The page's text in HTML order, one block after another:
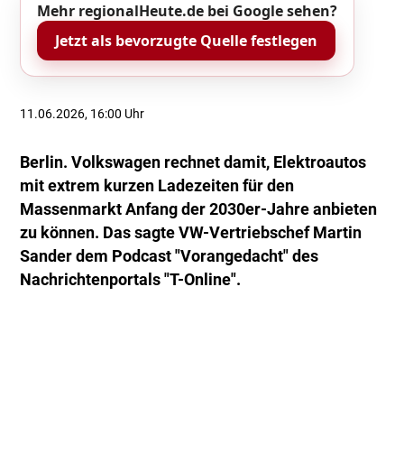
Mehr regionalHeute.de bei Google sehen?
Jetzt als bevorzugte Quelle festlegen
11.06.2026, 16:00 Uhr
Berlin. Volkswagen rechnet damit, Elektroautos
mit extrem kurzen Ladezeiten für den
Massenmarkt Anfang der 2030er-Jahre anbieten
zu können. Das sagte VW-Vertriebschef Martin
Sander dem Podcast "Vorangedacht" des
Nachrichtenportals "T-Online".